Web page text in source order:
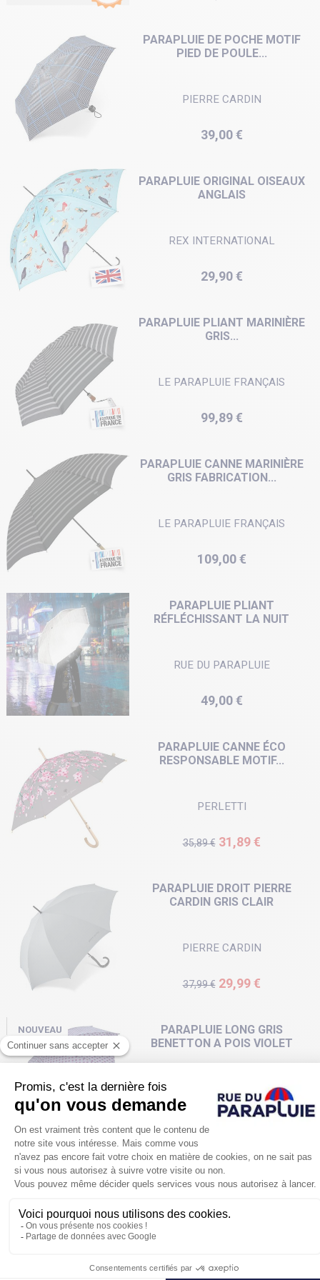
PARAPLUIE DE POCHE MOTIF
PIED DE POULE...
PIERRE CARDIN
Prix
39,00 €
PARAPLUIE ORIGINAL OISEAUX
ANGLAIS
REX INTERNATIONAL
Prix
29,90 €
PARAPLUIE PLIANT MARINIÈRE
GRIS...
LE PARAPLUIE FRANÇAIS
Prix
99,89 €
PARAPLUIE CANNE MARINIÈRE
GRIS FABRICATION...
LE PARAPLUIE FRANÇAIS
Prix
109,00 €
PARAPLUIE PLIANT
RÉFLÉCHISSANT LA NUIT
RUE DU PARAPLUIE
Prix
49,00 €
PARAPLUIE CANNE ÉCO
RESPONSABLE MOTIF...
PERLETTI
Prix de base
35,89 € Prix
31,89 €
PARAPLUIE DROIT PIERRE
CARDIN GRIS CLAIR
PIERRE CARDIN
Prix de base
37,99 € Prix
29,99 €
PARAPLUIE LONG GRIS
BENETTON A POIS VIOLET
Prix
25,99 €
NOUVEAU
PARAPLUIE PLIANT GRIS
BENETTON A POIS VIOLET
Prix
25,89 €
NOUVEAU